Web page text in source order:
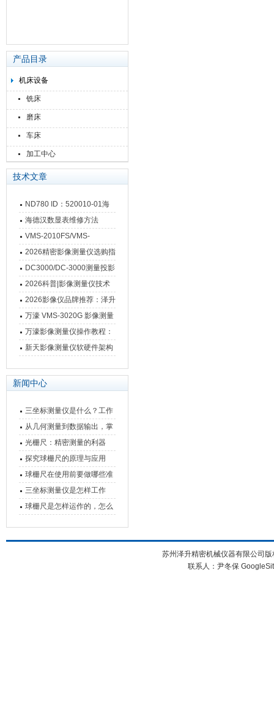
产品目录
机床设备
铣床
磨床
车床
加工中心
技术文章
ND780 ID：520010-01海
德汉数显表故障维修内容
海德汉数显表维修方法
VMS-2010FS/VMS-
3020FS/VMS-4030FS手动
影像测量仪技术参数
2026精密影像测量仪选购指
南 靠谱品牌一站式选型推荐
DC3000/DC-3000测量投影
仪万濠数据处理器数显表故
障维修方法
2026科普|影像测量仪技术
原理、分类及选型应用
2026影像仪品牌推荐：泽升
影像测量仪选型指南
万濠 VMS-3020G 影像测量
仪技术规格与应用解析
万濠影像测量仪操作教程：
从开机到出报告，新手也能
新天影像测量仪软硬件架构
新闻中心
三坐标测量仪是什么？工作
原理、分类与核心功能一次
讲清
从几何测量到数据输出，掌
握万濠影像测量仪的六大核
心能力
光栅尺：精密测量的利器
探究球栅尺的原理与应用
球栅尺在使用前要做哪些准
备工作？
三坐标测量仪是怎样工作
的，功能有什么优势？
球栅尺是怎样运作的，怎么
苏州泽升精密机械仪器有限公司
联系人：尹冬保